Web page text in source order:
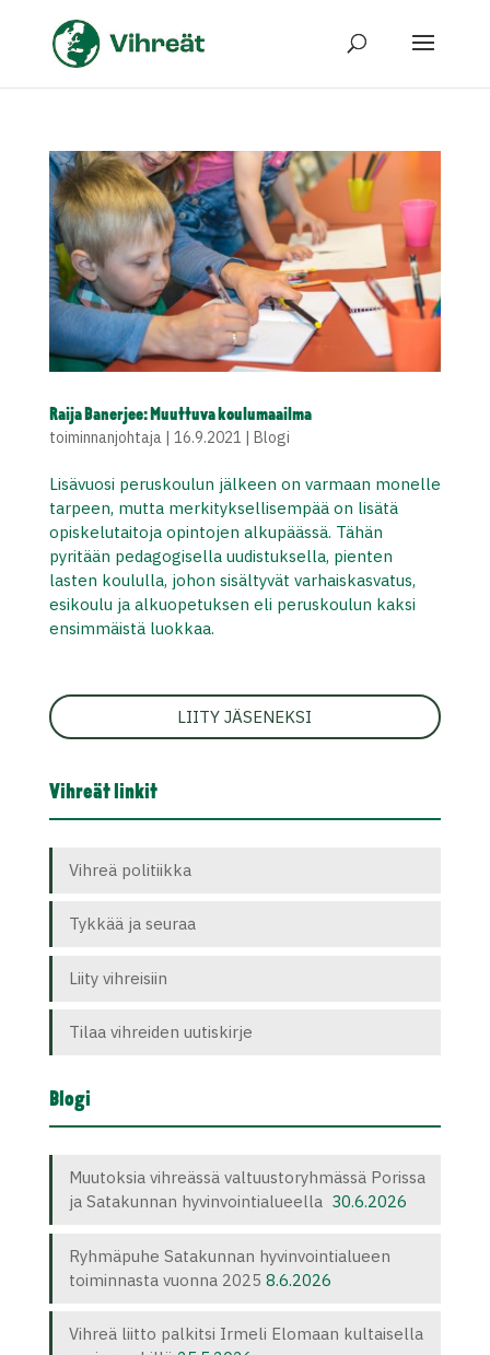
Raija Banerjee: Muuttuva koulumaailma
toiminnanjohtaja | 16.9.2021 | Blogi
Lisävuosi peruskoulun jälkeen on varmaan monelle
tarpeen, mutta merkityksellisempää on lisätä
opiskelutaitoja opintojen alkupäässä. Tähän
pyritään pedagogisella uudistuksella, pienten
lasten koululla, johon sisältyvät varhaiskasvatus,
esikoulu ja alkuopetuksen eli peruskoulun kaksi
ensimmäistä luokkaa.
LIITY JÄSENEKSI
Vihreät linkit
Vihreä politiikka
Tykkää ja seuraa
Liity vihreisiin
Tilaa vihreiden uutiskirje
Blogi
Muutoksia vihreässä valtuustoryhmässä Porissa
ja Satakunnan hyvinvointialueella 30.6.2026
Ryhmäpuhe Satakunnan hyvinvointialueen
toiminnasta vuonna 2025 8.6.2026
Vihreä liitto palkitsi Irmeli Elomaan kultaisella